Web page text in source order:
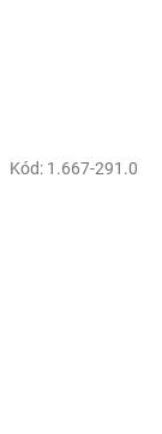
Kód: 1.667-291.0